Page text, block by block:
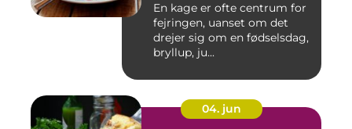
En kage er ofte centrum for
fejringen, uanset om det
drejer sig om en fødselsdag,
bryllup, ju...
04. jun